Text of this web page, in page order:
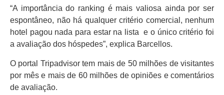
“A importância do ranking é mais valiosa ainda por ser
espontâneo, não há qualquer critério comercial, nenhum
hotel pagou nada para estar na lista e o único critério foi
a avaliação dos hóspedes”, explica Barcellos.
O portal Tripadvisor tem mais de 50 milhões de visitantes
por mês e mais de 60 milhões de opiniões e comentários
de avaliação.